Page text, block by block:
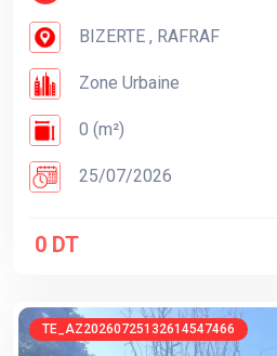
BIZERTE , RAFRAF
Zone Urbaine
0 (m²)
25/07/2026
0 DT
TE_AZ20260725132614547466